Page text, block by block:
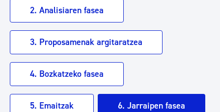
2. Analisiaren fasea
3. Proposamenak argitaratzea
4. Bozkatzeko fasea
5. Emaitzak 6. Jarraipen fasea